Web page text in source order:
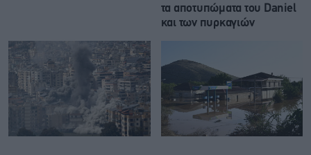
τα αποτυπώματα του Daniel
και των πυρκαγιών